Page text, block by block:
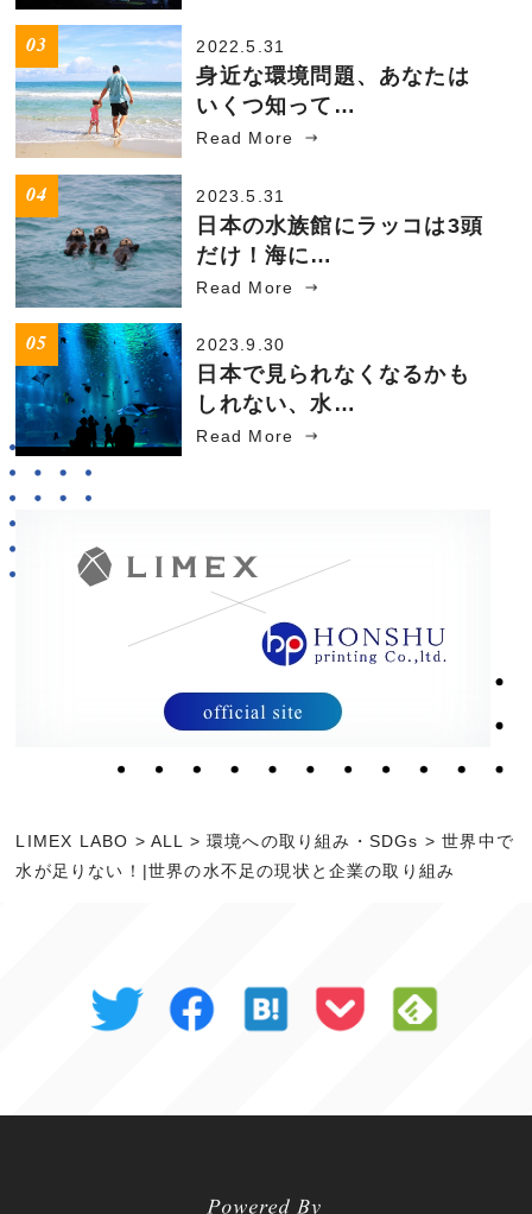
2022.5.31
身近な環境問題、あなたは
いくつ知って…
Read More
2023.5.31
日本の水族館にラッコは3頭
だけ！海に…
Read More
2023.9.30
日本で見られなくなるかも
しれない、水…
Read More
LIMEX LABO > ALL >環境への取り組み・SDGs >世界中で
水が足りない！|世界の水不足の現状と企業の取り組み